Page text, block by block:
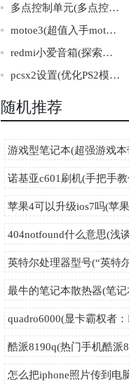
多点控制单元(多点控制单元：智能化控制系统的核心)
motoe3(超值入手motoe3，你的优秀小伙伴！)
redmi小爱音箱(探索世界的好帮手——红米小爱音箱)
pcsx2设置(优化PS2模拟器配置方法总结)
随机推荐
游戏型笔记本(超强游戏
诺基亚c601刷机(手把手
苹果4可以升级ios7吗(苹
最牛的笔记本散热器(笔
quadro6000(显卡霸权者